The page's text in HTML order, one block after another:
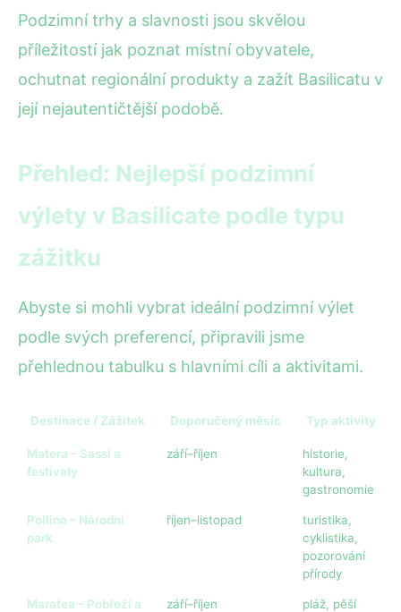
Podzimní trhy a slavnosti jsou skvělou
příležitostí jak poznat místní obyvatele,
ochutnat regionální produkty a zažít Basilicatu v
její nejautentičtější podobě.
Přehled: Nejlepší podzimní
výlety v Basilicate podle typu
zážitku
Abyste si mohli vybrat ideální podzimní výlet
podle svých preferencí, připravili jsme
přehlednou tabulku s hlavními cíli a aktivitami.
Destinace / Zážitek Doporučený měsíc Typ aktivity
Matera – Sassi a
festivaly
září–říjen
historie,
kultura,
gastronomie
Pollino – Národní
park
říjen–listopad
turistika,
cyklistika,
pozorování
přírody
Maratea – Pobřeží a
září–říjen
pláž, pěší